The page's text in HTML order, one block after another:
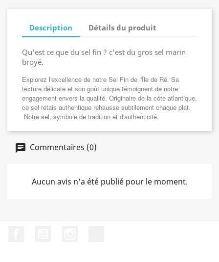
Description Détails du produit
Qu'est ce que du sel fin ? c'est du gros sel marin
broyé.
Explorez l'excellence de notre Sel Fin de l'Île de Ré. Sa
texture délicate et son goût unique témoignent de notre
engagement envers la qualité. Originaire de la côte atlantique,
ce sel rétais authentique rehausse subtilement chaque plat.
Notre sel, symbole de tradition et d'authenticité.
Commentaires (0)
Aucun avis n'a été publié pour le moment.